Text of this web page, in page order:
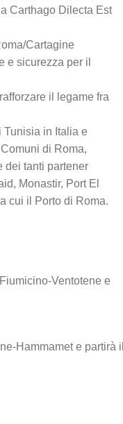
Carthago Dilecta Est
Cartagine
e sicurezza per il
il legame fra
Tunisia in Italia e
di Roma,
dei tanti partener
Monastir, Port El
cui il Porto di Roma.
Ventotene e
Hammamet e partirà il